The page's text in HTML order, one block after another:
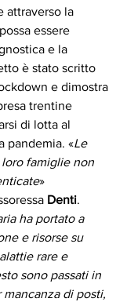
attraverso la
essere
e la
è stato scritto
e dimostra
trentine
di lotta al
pandemia. «Le
famiglie non
»
Denti.
ha portato a
e risorse su
rare e
sono passati in
mancanza di posti,